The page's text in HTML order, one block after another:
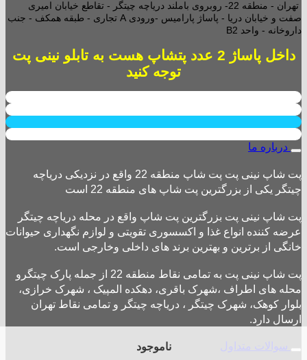
ناموجود
تهران - منطقه 22- روبروی باملند دریاچه چیتگر - تقاطع خیابان امیری
صفت و خیابان دریا - پاساژ پارامیس -ورودی A تجاری -
طبقه همکف - جنب
داروخانه - واحد B2
داخل پاساژ 2 عدد پتشاپ هست به تابلو نینی پت
توجه کنید
درباره ما
پت شاپ نینی پت پت شاپ منطقه 22 واقع در نزدیکی دریاچه
چیتگر یکی از بزرگترین پت شاپ های منطقه 22 است
پت شاپ نینی پت بزرگترین پت شاپ واقع در محله دریاچه چیتگر
عرضه کننده انواع غذا و اکسسوری تقویتی و لوازم نگهداری حیوانات
خانگی از برترین و بهترین برند های داخلی وخارجی است.
پت شاپ نینی پت به تمامی نقاط منطقه 22 از جمله پارک چیتگرو
محله های اطراف ،شهرک باقری، دهکده المپیک ، شهرک خرازی،
بلوار کوهک، شهرک چیتگر ، دریاچه چیتگر و تمامی نقاط تهران
ارسال دارد.
سوالات متداول